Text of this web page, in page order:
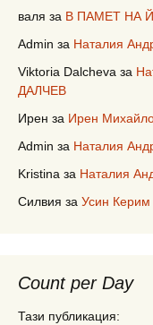
валя за В ПАМЕТ НА
Admin за Наталия
Viktoria Dalcheva за
ДАЛЧЕВ
Ирен за Ирен
Admin за Наталия
Kristina за Наталия
Силвия за Усин
Count per Day
Тази публикация: